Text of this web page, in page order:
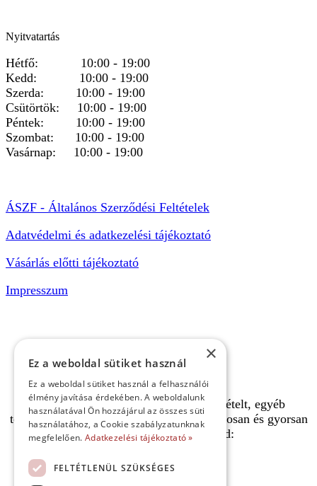
Nyitvatartás
Hétfő: 10:00 - 19:00
Kedd: 10:00 - 19:00
Szerda: 10:00 - 19:00
Csütörtök: 10:00 - 19:00
Péntek: 10:00 - 19:00
Szombat: 10:00 - 19:00
Vasárnap: 10:00 - 19:00
ÁSZF - Általános Szerződési Feltételek
Adatvédelmi és adatkezelési tájékoztató
Vásárlás előtti tájékoztató
Impresszum
A pályafoglalást, gokartverseny részvételt, egyéb
termékeinket, szolgáltatásainkat biztonságosan és gyorsan
bankkártyával is kifizetheted:
×
Ez a weboldal sütiket használ
Ez a weboldal sütiket használ a felhasználói
élmény javítása érdekében. A weboldalunk
használatával Ön hozzájárul az összes süti
használatához, a Cookie szabályzatunknak
megfelelően. Adatkezelési tájékoztató »
FELTÉTLENÜL SZÜKSÉGES